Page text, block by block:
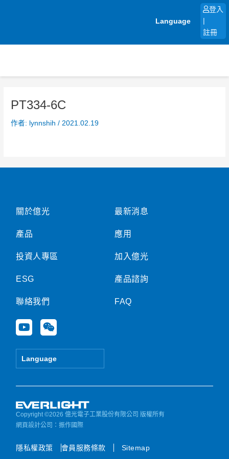
Language
登入
註冊
PT334-6C
作者: lynnshih/ 2021.02.19
關於億光
產品
投資人專區
ESG
聯絡我們
Y
o
u
e
W
e
i
Language
最新消息
應用
加入億光
產品諮詢
FAQ
Copyright ©2026 億光電子工業股份有限公司 版權所有
網頁設計公司 ：振作國際
隱私權政策 會員服務條款 Sitemap